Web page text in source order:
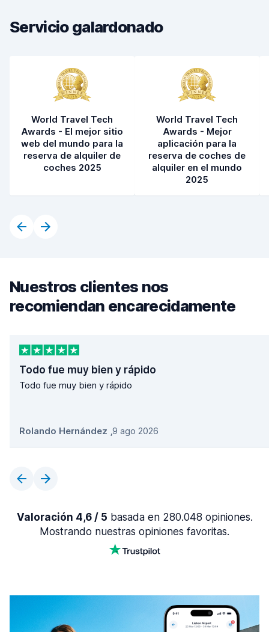
Servicio galardonado
World Travel Tech
Awards - El mejor sitio
web del mundo para la
reserva de alquiler de
coches 2025
World Travel Tech
Awards - Mejor
aplicación para la
reserva de coches de
alquiler en el mundo
2025
Nuestros clientes nos
recomiendan encarecidamente
Todo fue muy bien y rápido
Todo fue muy bien y rápido
Rolando Hernández ,9 ago 2026
Valoración 4,6 / 5 basada en 280.048 opiniones.
Mostrando nuestras opiniones favoritas.